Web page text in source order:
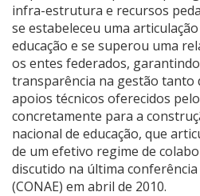
infra-estrutura e recursos
se estabeleceu uma
educação e se superou uma
os entes federados,
transparência na gestão tanto
apoios técnicos oferecidos
concretamente para a
nacional de educação, que
de um efetivo regime de
discutido na última
(CONAE) em abril de 2010.